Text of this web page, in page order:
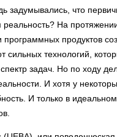
задумывались, что
реальность? На
программных продуктов
сильных технологий,
задач. Но по ходу
И хотя у
И только в